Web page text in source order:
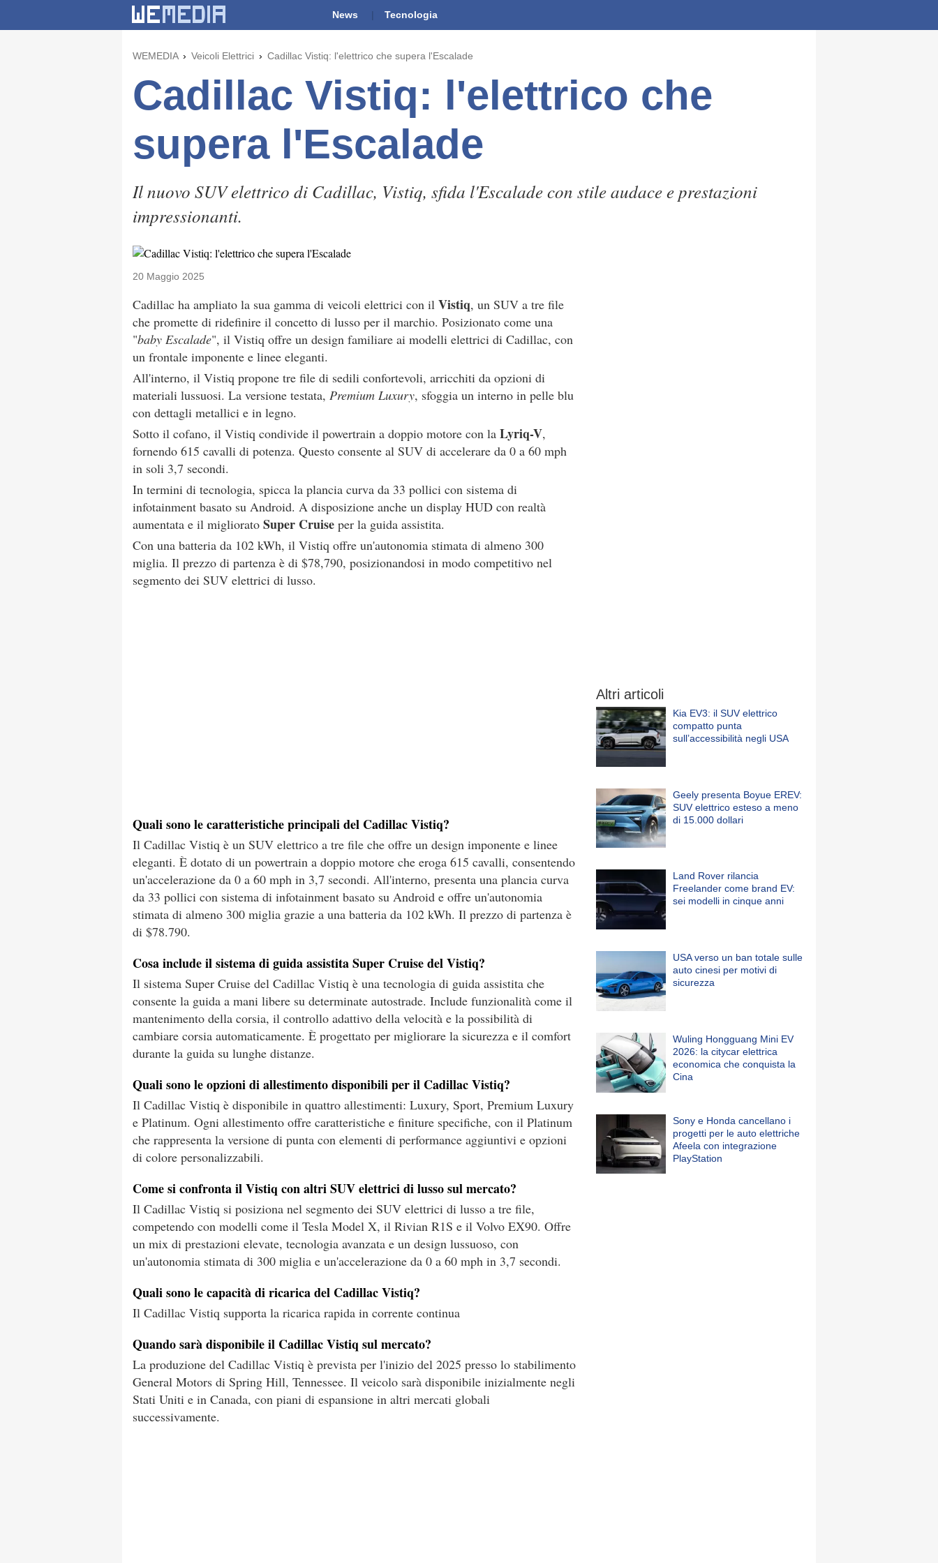
News Tecnologia
WEMEDIA Veicoli Elettrici Cadillac Vistiq: l'elettrico che supera l'Escalade
Cadillac Vistiq: l'elettrico che
supera l'Escalade
Il nuovo SUV elettrico di Cadillac, Vistiq, sfida l'Escalade con stile audace e prestazioni
impressionanti.
20 Maggio 2025
Cadillac ha ampliato la sua gamma di veicoli elettrici con il Vistiq, un SUV a tre file
che promette di ridefinire il concetto di lusso per il marchio. Posizionato come una
"baby Escalade", il Vistiq offre un design familiare ai modelli elettrici di Cadillac, con
un frontale imponente e linee eleganti.
All'interno, il Vistiq propone tre file di sedili confortevoli, arricchiti da opzioni di
materiali lussuosi. La versione testata, Premium Luxury, sfoggia un interno in pelle blu
con dettagli metallici e in legno.
Sotto il cofano, il Vistiq condivide il powertrain a doppio motore con la Lyriq-V,
fornendo 615 cavalli di potenza. Questo consente al SUV di accelerare da 0 a 60 mph
in soli 3,7 secondi.
In termini di tecnologia, spicca la plancia curva da 33 pollici con sistema di
infotainment basato su Android. A disposizione anche un display HUD con realtà
aumentata e il migliorato Super Cruise per la guida assistita.
Con una batteria da 102 kWh, il Vistiq offre un'autonomia stimata di almeno 300
miglia. Il prezzo di partenza è di $78,790, posizionandosi in modo competitivo nel
segmento dei SUV elettrici di lusso.
Quali sono le caratteristiche principali del Cadillac Vistiq?
Il Cadillac Vistiq è un SUV elettrico a tre file che offre un design imponente e linee
eleganti. È dotato di un powertrain a doppio motore che eroga 615 cavalli, consentendo
un'accelerazione da 0 a 60 mph in 3,7 secondi. All'interno, presenta una plancia curva
da 33 pollici con sistema di infotainment basato su Android e offre un'autonomia
stimata di almeno 300 miglia grazie a una batteria da 102 kWh. Il prezzo di partenza è
di $78.790.
Cosa include il sistema di guida assistita Super Cruise del Vistiq?
Il sistema Super Cruise del Cadillac Vistiq è una tecnologia di guida assistita che
consente la guida a mani libere su determinate autostrade. Include funzionalità come il
mantenimento della corsia, il controllo adattivo della velocità e la possibilità di
cambiare corsia automaticamente. È progettato per migliorare la sicurezza e il comfort
durante la guida su lunghe distanze.
Quali sono le opzioni di allestimento disponibili per il Cadillac Vistiq?
Il Cadillac Vistiq è disponibile in quattro allestimenti: Luxury, Sport, Premium Luxury
e Platinum. Ogni allestimento offre caratteristiche e finiture specifiche, con il Platinum
che rappresenta la versione di punta con elementi di performance aggiuntivi e opzioni
di colore personalizzabili.
Come si confronta il Vistiq con altri SUV elettrici di lusso sul mercato?
Il Cadillac Vistiq si posiziona nel segmento dei SUV elettrici di lusso a tre file,
competendo con modelli come il Tesla Model X, il Rivian R1S e il Volvo EX90. Offre
un mix di prestazioni elevate, tecnologia avanzata e un design lussuoso, con
un'autonomia stimata di 300 miglia e un'accelerazione da 0 a 60 mph in 3,7 secondi.
Quali sono le capacità di ricarica del Cadillac Vistiq?
Il Cadillac Vistiq supporta la ricarica rapida in corrente continua
Quando sarà disponibile il Cadillac Vistiq sul mercato?
La produzione del Cadillac Vistiq è prevista per l'inizio del 2025 presso lo stabilimento
General Motors di Spring Hill, Tennessee. Il veicolo sarà disponibile inizialmente negli
Stati Uniti e in Canada, con piani di espansione in altri mercati globali
successivamente.
Altri articoli
Kia EV3: il SUV elettrico
compatto punta
sull’accessibilità negli USA
Geely presenta Boyue EREV:
SUV elettrico esteso a meno
di 15.000 dollari
Land Rover rilancia
Freelander come brand EV:
sei modelli in cinque anni
USA verso un ban totale sulle
auto cinesi per motivi di
sicurezza
Wuling Hongguang Mini EV
2026: la citycar elettrica
economica che conquista la
Cina
Sony e Honda cancellano i
progetti per le auto elettriche
Afeela con integrazione
PlayStation